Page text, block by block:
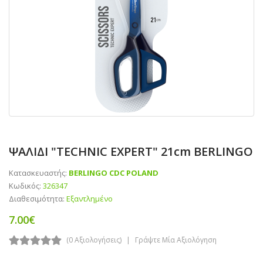
ΨΑΛΙΔΙ "TECHNIC EXPERT" 21cm BERLINGO
Κατασκευαστής: BERLINGO CDC POLAND
Κωδικός: 326347
Διαθεσιμότητα: Εξαντλημένο
7.00€
(0 Αξιολογήσεις) Γράψτε Μία Αξιολόγηση